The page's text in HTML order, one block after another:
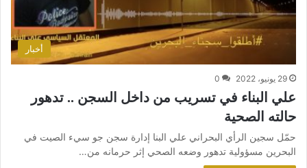
أخبار
29 يونيو، 2022 0
علي البناء في تسريب من داخل السجن .. تدهور
حالته الصحية
حمّل سجين الرأي البحراني علي البنا إدارة سجن جو سيء الصيت في
البحرين مسؤولية تدهور وضعه الصحي إثر حرمانه من…